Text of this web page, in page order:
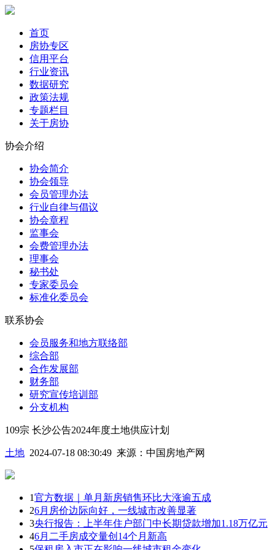
首页
房协专区
信用平台
行业资讯
数据研究
政策法规
专题栏目
关于房协
协会介绍
协会简介
协会领导
会员管理办法
行业自律与倡议
协会章程
监事会
会费管理办法
理事会
秘书处
专家委员会
标准化委员会
联系协会
会员服务和地方联络部
综合部
合作发展部
财务部
研究宣传培训部
分支机构
109宗 长沙公告2024年度土地供应计划
土地 2024-07-18 08:30:49 来源： 中国房地产网
1官方数据｜单月新房销售环比大涨逾五成
26月房价边际向好，一线城市改善显著
3央行报告：上半年住户部门中长期贷款增加1.18万亿元
46月二手房成交量创14个月新高